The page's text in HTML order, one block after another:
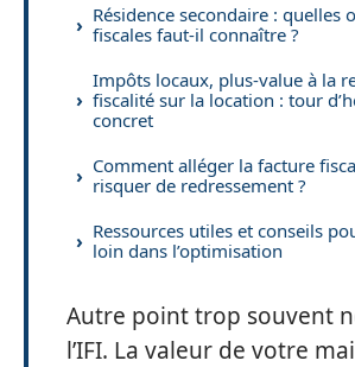
Résidence secondaire : quelles
fiscales faut-il connaître ?
Impôts locaux, plus-value à la
fiscalité sur la location : tour
concret
Comment alléger la facture
risquer de redressement ?
Ressources utiles et conseils
loin dans l’optimisation
Autre point trop souvent
l’IFI. La valeur de votre